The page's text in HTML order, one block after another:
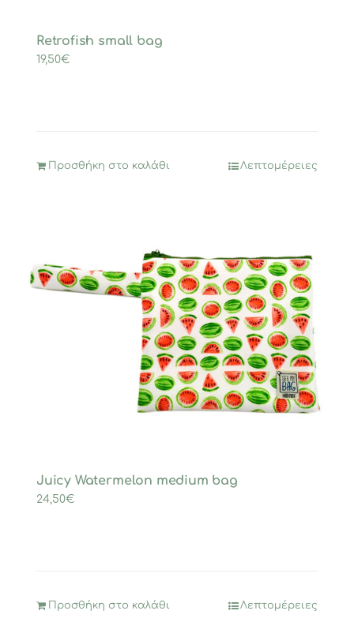
Retrofish small bag
19,50€
Προσθήκη στο καλάθι Λεπτομέρειες
Juicy Watermelon medium bag
24,50€
Προσθήκη στο καλάθι Λεπτομέρειες